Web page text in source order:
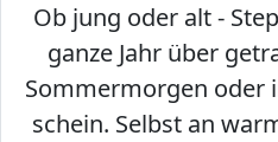
Ob jung oder alt -
ganze Jahr über
Sommermorgen oder
schein. Selbst an